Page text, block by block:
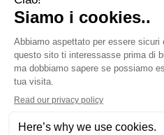
Contatti
Informativa Privacy
Valli di